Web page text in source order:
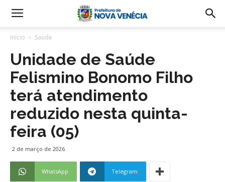
Início Saúde
Unidade de Saúde
Felismino Bonomo Filho
terá atendimento
reduzido nesta quinta-
feira (05)
2 de março de 2026
WhatsApp Telegram